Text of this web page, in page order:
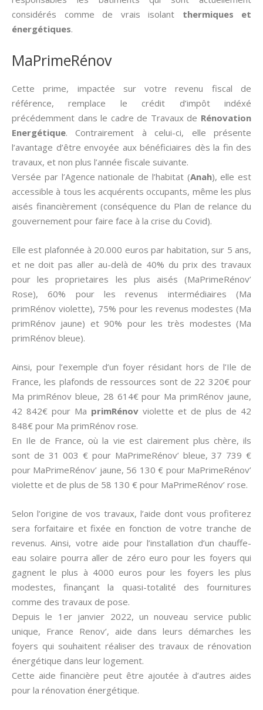
considérés comme de vrais isolant thermiques et
énergétiques.
MaPrimeRénov
Cette prime, impactée sur votre revenu fiscal de
référence, remplace le crédit d’impôt indéxé
précédemment dans le cadre de Travaux de Rénovation
Energétique. Contrairement à celui-ci, elle présente
l’avantage d’être envoyée aux bénéficiaires dès la fin des
travaux, et non plus l’année fiscale suivante.
Versée par l’Agence nationale de l’habitat (Anah), elle est
accessible à tous les acquérents occupants, même les plus
aisés financièrement (conséquence du Plan de relance du
gouvernement pour faire face à la crise du Covid).
Elle est plafonnée à 20.000 euros par habitation, sur 5 ans,
et ne doit pas aller au-delà de 40% du prix des travaux
pour les proprietaires les plus aisés (MaPrimeRénov’
Rose), 60% pour les revenus intermédiaires (Ma
primRénov violette), 75% pour les revenus modestes (Ma
primRénov jaune) et 90% pour les très modestes (Ma
primRénov bleue).
Ainsi, pour l’exemple d’un foyer résidant hors de l’Ile de
France, les plafonds de ressources sont de 22 320€ pour
Ma primRénov bleue, 28 614€ pour Ma primRénov jaune,
42 842€ pour Ma primRénov violette et de plus de 42
848€ pour Ma primRénov rose.
En Ile de France, où la vie est clairement plus chère, ils
sont de 31 003 € pour MaPrimeRénov’ bleue, 37 739 €
pour MaPrimeRénov’ jaune, 56 130 € pour MaPrimeRénov’
violette et de plus de 58 130 € pour MaPrimeRénov’ rose.
Selon l’origine de vos travaux, l’aide dont vous profiterez
sera forfaitaire et fixée en fonction de votre tranche de
revenus. Ainsi, votre aide pour l’installation d’un chauffe-
eau solaire pourra aller de zéro euro pour les foyers qui
gagnent le plus à 4000 euros pour les foyers les plus
modestes, finançant la quasi-totalité des fournitures
comme des travaux de pose.
Depuis le 1er janvier 2022, un nouveau service public
unique, France Renov’, aide dans leurs démarches les
foyers qui souhaitent réaliser des travaux de rénovation
énergétique dans leur logement.
Cette aide financière peut être ajoutée à d’autres aides
pour la rénovation énergétique.